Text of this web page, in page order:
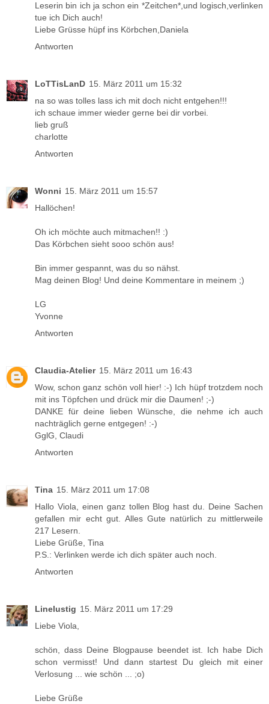
Leserin bin ich ja schon ein *Zeitchen*,und logisch,verlinken
tue ich Dich auch!
Liebe Grüsse hüpf ins Körbchen,Daniela
Antworten
LoTTisLanD 15. März 2011 um 15:32
na so was tolles lass ich mit doch nicht entgehen!!!
ich schaue immer wieder gerne bei dir vorbei.
lieb gruß
charlotte
Antworten
Wonni 15. März 2011 um 15:57
Hallöchen!
Oh ich möchte auch mitmachen!! :)
Das Körbchen sieht sooo schön aus!
Bin immer gespannt, was du so nähst.
Mag deinen Blog! Und deine Kommentare in meinem ;)
LG
Yvonne
Antworten
Claudia-Atelier 15. März 2011 um 16:43
Wow, schon ganz schön voll hier! :-) Ich hüpf trotzdem noch
mit ins Töpfchen und drück mir die Daumen! ;-)
DANKE für deine lieben Wünsche, die nehme ich auch
nachträglich gerne entgegen! :-)
GglG, Claudi
Antworten
Tina 15. März 2011 um 17:08
Hallo Viola, einen ganz tollen Blog hast du. Deine Sachen
gefallen mir echt gut. Alles Gute natürlich zu mittlerweile
217 Lesern.
Liebe Grüße, Tina
P.S.: Verlinken werde ich dich später auch noch.
Antworten
Linelustig 15. März 2011 um 17:29
Liebe Viola,
schön, dass Deine Blogpause beendet ist. Ich habe Dich
schon vermisst! Und dann startest Du gleich mit einer
Verlosung ... wie schön ... ;o)
Liebe Grüße